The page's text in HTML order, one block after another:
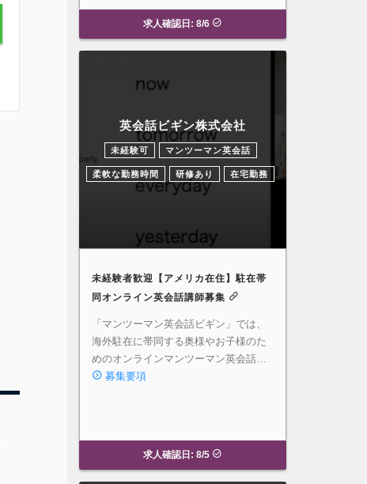
求人確認日: 8/6
英会話ビギン株式会社
未経験可 マンツーマン英会話
柔軟な勤務時間 研修あり 在宅勤務
未経験者歓迎【アメリカ在住】駐在帯
同オンライン英会話講師募集
「マンツーマン英会話ビギン」では、
海外駐在に帯同する奥様やお子様のた
めのオンラインマンツーマン英会話…
募集要項
求人確認日: 8/5